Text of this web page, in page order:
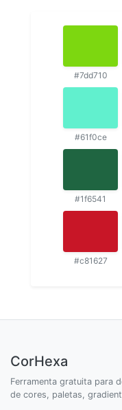
#7dd710
#61f0ce
#1f6541
#c81627
CorHexa
Ferramenta gratuita para
de cores, paletas,